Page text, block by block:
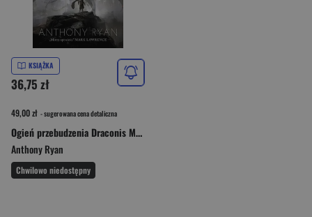
KSIĄŻKA
36,75 zł
49,00 zł - sugerowana cena detaliczna
Ogień przebudzenia Draconis Memoria Księga Pierwsza
Anthony Ryan
Chwilowo niedostępny